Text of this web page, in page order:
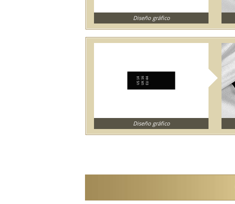
Diseño gráfico
Diseño gráfico